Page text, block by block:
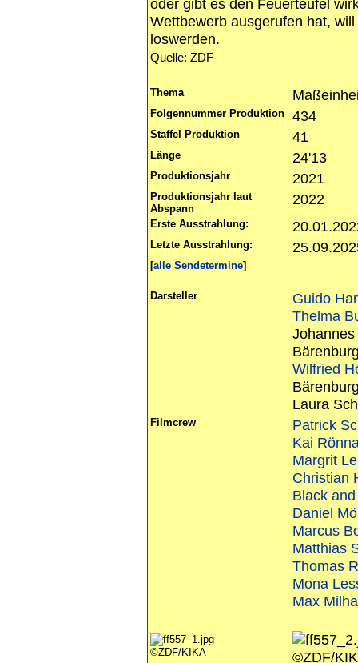
oder gibt es den Feuerteufel
Wettbewerb ausgerufen hat,
loswerden.
Quelle: ZDF
Thema
Folgennummer Produktion 434
Staffel Produktion 41
Länge 24'13
Produktionsjahr 2021
Produktionsjahr laut
Abspann
2022
Erste Ausstrahlung:
Letzte Ausstrahlung:
[alle Sendetermine]
Darsteller
Guido
Thelma
Wilfried
Laura
Filmcrew
Patrick
Kai
Margrit
Christian
Black
Daniel
Marcus
Matthias
Thomas
Mona
Max
©ZDF/KIKA ©ZDF/